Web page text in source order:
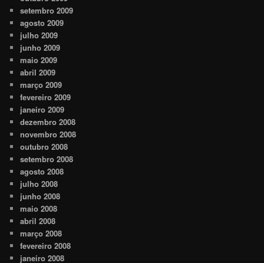
setembro 2009
agosto 2009
julho 2009
junho 2009
maio 2009
abril 2009
março 2009
fevereiro 2009
janeiro 2009
dezembro 2008
novembro 2008
outubro 2008
setembro 2008
agosto 2008
julho 2008
junho 2008
maio 2008
abril 2008
março 2008
fevereiro 2008
janeiro 2008